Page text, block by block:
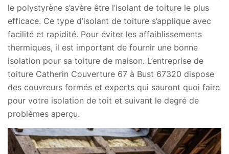
le polystyrène s’avère être l’isolant de toiture le plus
efficace. Ce type d’isolant de toiture s’applique avec
facilité et rapidité. Pour éviter les affaiblissements
thermiques, il est important de fournir une bonne
isolation pour sa toiture de maison. L’entreprise de
toiture Catherin Couverture 67 à Bust 67320 dispose
des couvreurs formés et experts qui sauront quoi faire
pour votre isolation de toit et suivant le degré de
problèmes aperçu.